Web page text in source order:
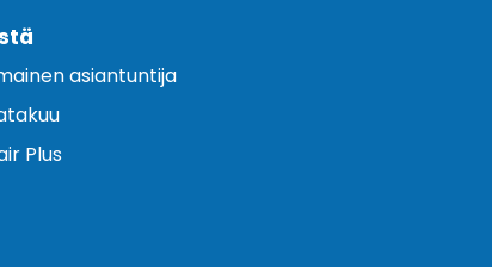
asiantuntija
Plus